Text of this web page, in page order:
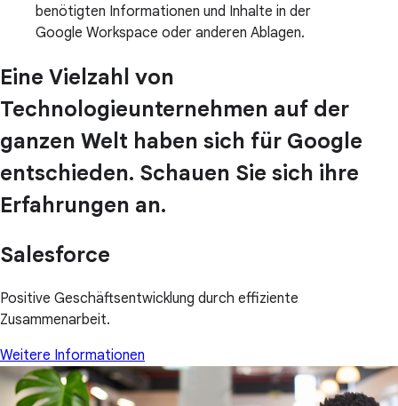
benötigten Informationen und Inhalte in der
Google Workspace oder anderen Ablagen.
Eine Vielzahl von
Technologieunternehmen auf der
ganzen Welt haben sich für Google
entschieden. Schauen Sie sich ihre
Erfahrungen an.
Salesforce
Positive Geschäftsentwicklung durch effiziente
Zusammenarbeit.
Weitere Informationen